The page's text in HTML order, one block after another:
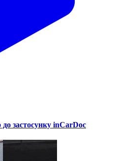
застосунку inCarDoc